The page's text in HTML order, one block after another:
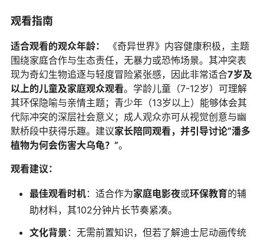
观看指南
​适合观看的观众年龄：​
​ 《奇异世界》内容健康积极，主题
围绕家庭合作与生态责任，无暴力或恐怖场景。其冲突表
现为奇幻生物追逐与轻度冒险紧张感，因此非常适合​​7岁及
以上的儿童及家庭观众观看​​。学龄儿童（7-12岁）可理解
其环保隐喻与亲情主题；青少年（13岁以上）能够体会其
代际冲突的深层社会意义；成人观众亦可从视觉创意与幽
默桥段中获得乐趣。建议​​家长陪同观看，并引导讨论“潘多
植物为何会伤害大乌龟？”​​。
​观看建议：​
​最佳观看时机​​：适合作为​​家庭电影夜​​或​​环保教育​​的辅
助材料，其102分钟片长节奏紧凑。
​文化背景​ ​：无需前置知识，但若了解迪士尼动画传统